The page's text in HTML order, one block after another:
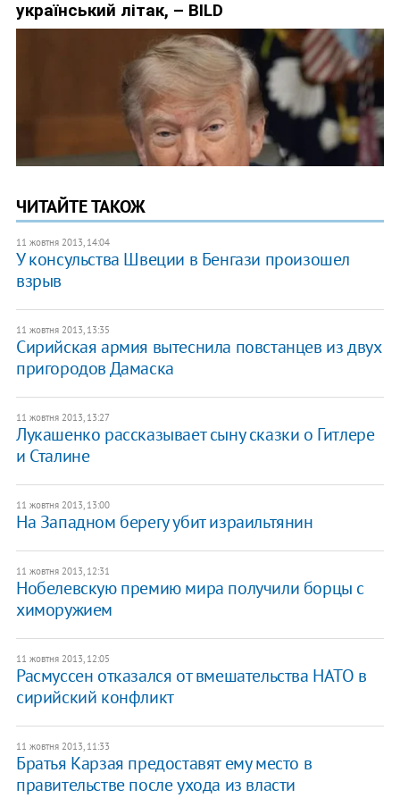
ЧИТАЙТЕ ТАКОЖ
11 жовтня 2013, 14:04
У консульства Швеции в Бенгази произошел
взрыв
11 жовтня 2013, 13:35
Сирийская армия вытеснила повстанцев из двух
пригородов Дамаска
11 жовтня 2013, 13:27
Лукашенко рассказывает сыну сказки о Гитлере
и Сталине
11 жовтня 2013, 13:00
​На Западном берегу убит израильтянин
11 жовтня 2013, 12:31
Нобелевскую премию мира получили борцы с
химоружием
11 жовтня 2013, 12:05
​Расмуссен отказался от вмешательства НАТО в
сирийский конфликт
11 жовтня 2013, 11:33
Братья Карзая предоставят ему место в
правительстве после ухода из власти